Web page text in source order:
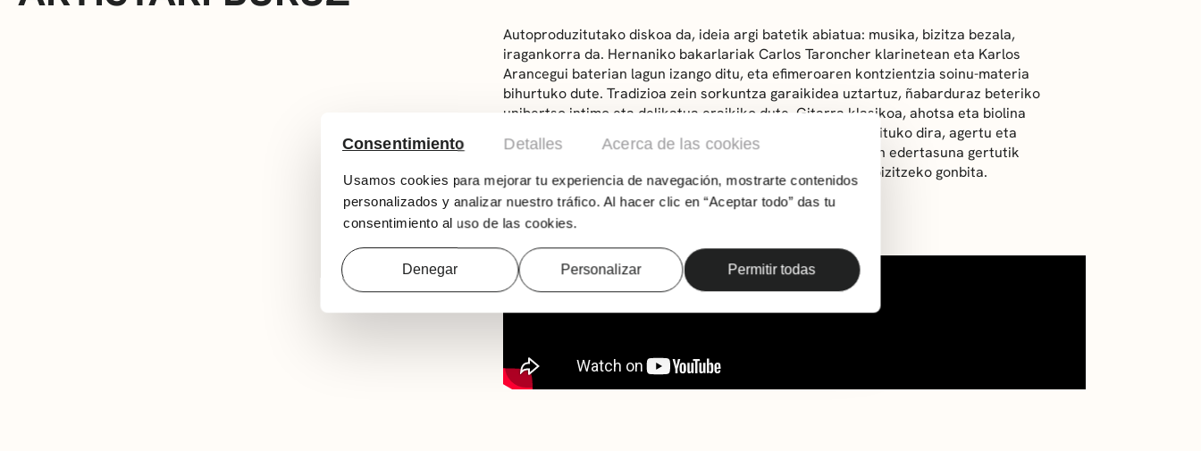
Consentimiento Detalles Acerca de las cookies
Usamos cookies para mejorar tu experiencia de navegación, mostrarte contenidos
personalizados y analizar nuestro tráfico. Al hacer clic en “Aceptar todo” das tu
consentimiento al uso de las cookies.
Denegar Personalizar Permitir todas
Autoproduzitutako diskoa da, ideia argi batetik abiatua: musika, bizitza bezala,
iragankorra da. Hernaniko bakarlariak Carlos Taroncher klarinetean eta Karlos
Arancegui baterian lagun izango ditu, eta efimeroaren kontzientzia soinu-materia
bihurtuko dute. Tradizioa zein sorkuntza garaikidea uztartuz, ñabarduraz beteriko
unibertso intimo eta delikatua eraikiko dute. Gitarra klasikoa, ahotsa eta biolina
denborarekin eta oroimenarekin elkarrizketa solasean arituko dira, agertu eta
desagertzen diren arrasto sonoroen bidez. Iragankorraren edertasuna gertutik
entzuteko eta iheskorrean ezkutatzen den intentsitatea bizitzeko gonbita.